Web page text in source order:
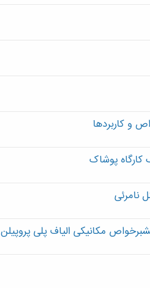
و کاربردها
کارگاه پوشاک
نامرئی
مکانیکی الیاف پلی پروپیلن